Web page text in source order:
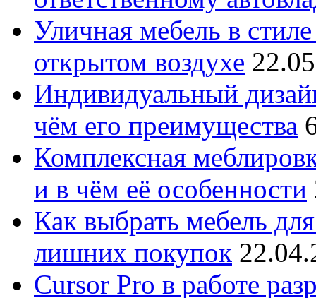
Уличная мебель в
открытом воздухе
Индивидуальный
чём его преимущества
Комплексная
и в чём её особенности
Как выбрать мебель
лишних покупок
Cursor Pro в работе